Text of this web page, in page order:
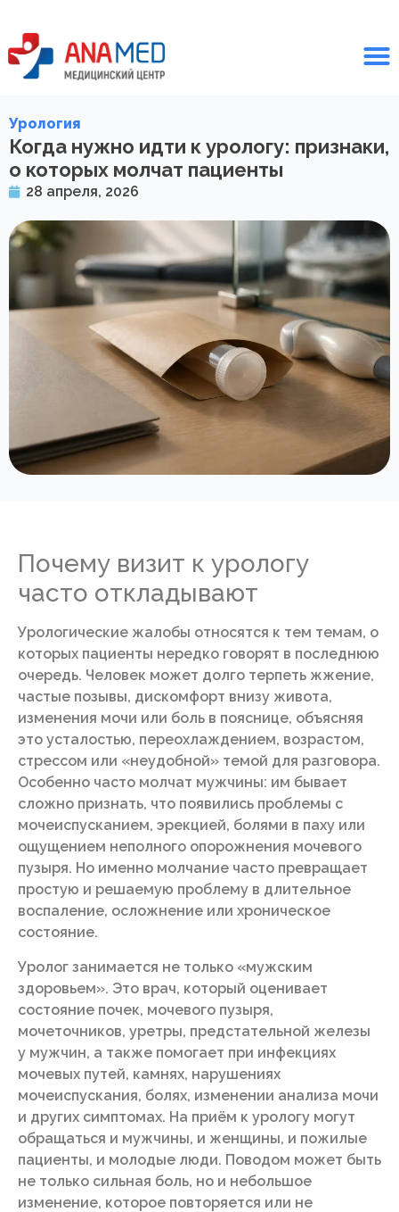
Урология
Когда нужно идти к урологу: признаки,
о которых молчат пациенты
28 апреля, 2026
Почему визит к урологу
часто откладывают
Урологические жалобы относятся к тем темам, о
которых пациенты нередко говорят в последнюю
очередь. Человек может долго терпеть жжение,
частые позывы, дискомфорт внизу живота,
изменения мочи или боль в пояснице, объясняя
это усталостью, переохлаждением, возрастом,
стрессом или «неудобной» темой для разговора.
Особенно часто молчат мужчины: им бывает
сложно признать, что появились проблемы с
мочеиспусканием, эрекцией, болями в паху или
ощущением неполного опорожнения мочевого
пузыря. Но именно молчание часто превращает
простую и решаемую проблему в длительное
воспаление, осложнение или хроническое
состояние.
Уролог занимается не только «мужским
здоровьем». Это врач, который оценивает
состояние почек, мочевого пузыря,
мочеточников, уретры, предстательной железы
у мужчин, а также помогает при инфекциях
мочевых путей, камнях, нарушениях
мочеиспускания, болях, изменении анализа мочи
и других симптомах. На приём к урологу могут
обращаться и мужчины, и женщины, и пожилые
пациенты, и молодые люди. Поводом может быть
не только сильная боль, но и небольшое
изменение, которое повторяется или не